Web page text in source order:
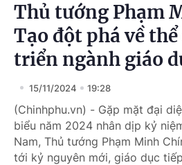
Thủ tướng Phạm
Tạo đột phá về
triển ngành giáo
15/11/2024 19:28
(Chinhphu.vn) - Gặp mặt đại
biểu năm 2024 nhân dịp kỷ
Nam, Thủ tướng Phạm Minh
tới kỷ nguyên mới, giáo dục